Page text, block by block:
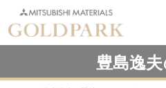
豊島逸